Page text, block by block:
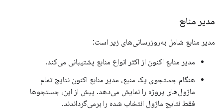
مدیر منابع
مدیر منابع شامل به‌روزرسانی‌های زیر است:
مدیر منابع اکنون از اکثر انواع منابع پشتیبانی می‌کند.
هنگام جستجوی یک منبع، مدیر منابع اکنون نتایج تمام
ماژول‌های پروژه را نمایش می‌دهد. پیش از این، جستجوها
فقط نتایج ماژول انتخاب شده را برمی‌گرداندند.